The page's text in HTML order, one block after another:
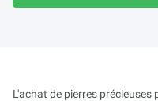
L'achat de pierres